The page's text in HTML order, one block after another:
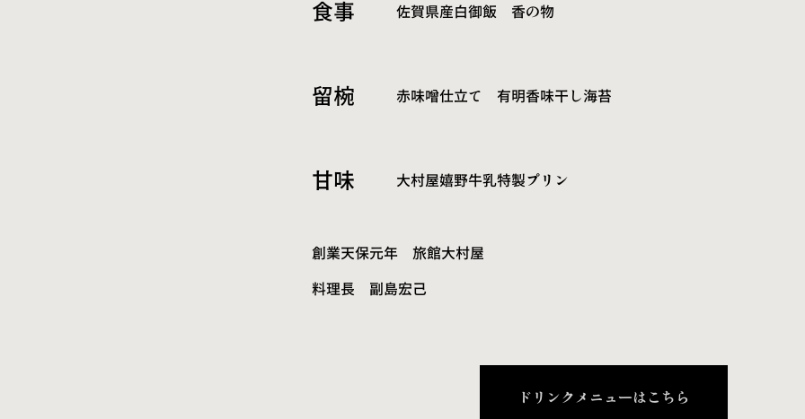
食事 佐賀県産白御飯 香の物
留椀 赤味噌仕立て 有明香味干し海苔
甘味 大村屋嬉野牛乳特製プリン
創業天保元年 旅館大村屋
料理長 副島宏己
ドリンクメニューはこちら